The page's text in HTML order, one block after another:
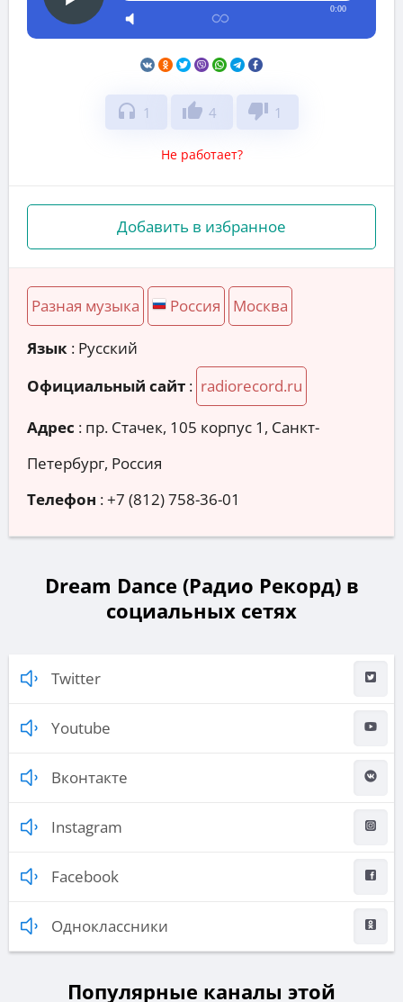
0:00
headphones 1 thumb_up 4 thumb_down 1
Не работает?
Добавить в избранное
Разная музыка Россия Москва
Язык : Русский
Официальный сайт : radiorecord.ru
Адрес : пр. Стачек, 105 корпус 1, Санкт-
Петербург, Россия
Телефон :+7 (812) 758-36-01
Dream Dance (Радио Рекорд) в
социальных сетях
Twitter
Youtube
Вконтакте
Instagram
Facebook
Одноклассники
Популярные каналы этой